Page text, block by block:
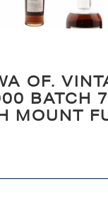
OF.
BATCH
MOUNT